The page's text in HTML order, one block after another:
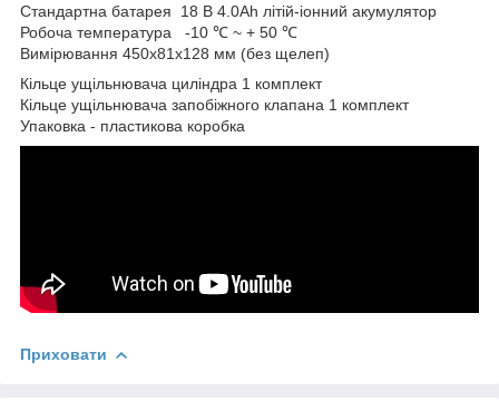
Стандартна батарея 18 В 4.0Ah літій-іонний акумулятор
Робоча температура -10 ℃ ~ + 50 ℃
Вимірювання 450x81x128 мм (без щелеп)
Кільце ущільнювача циліндра 1 комплект
Кільце ущільнювача запобіжного клапана 1 комплект
Упаковка - пластикова коробка
Приховати